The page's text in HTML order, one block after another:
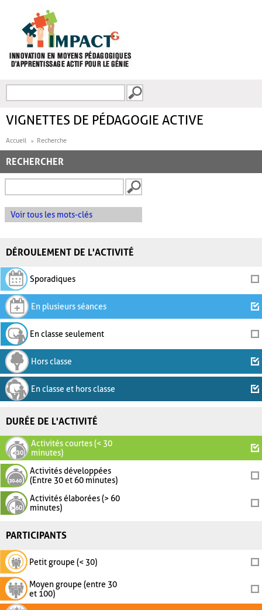
FORMULAIRE DE
VIGNETTES DE PÉDAGOGIE ACTIVE
Accueil Recherche
RECHERCHER
Voir tous les mots-clés
DÉROULEMENT DE L'ACTIVITÉ
Sporadiques
En plusieurs séances
En classe seulement
Hors classe
En classe et hors classe
DURÉE DE L'ACTIVITÉ
Activités courtes (< 30
minutes)
Activités développées
(Entre 30 et 60 minutes)
Activités élaborées (> 60
minutes)
PARTICIPANTS
Petit groupe (< 30)
Moyen groupe (entre 30
et 100)